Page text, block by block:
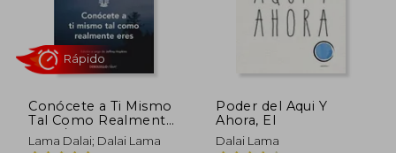
5%
dcto.
12,00 €
11,40 €
5%
dcto.
Conócete a Ti Mismo
Tal Como Realmente
Eres / How to See
Yourself as You Really
Lama Dalai; Dalai Lama
Poder del Aqui Y
Ahora, El
Dalai Lama